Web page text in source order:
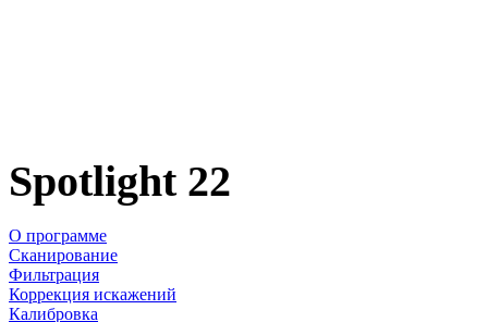
Spotlight 22
О программе
Сканирование
Фильтрация
Коррекция искажений
Калибровка